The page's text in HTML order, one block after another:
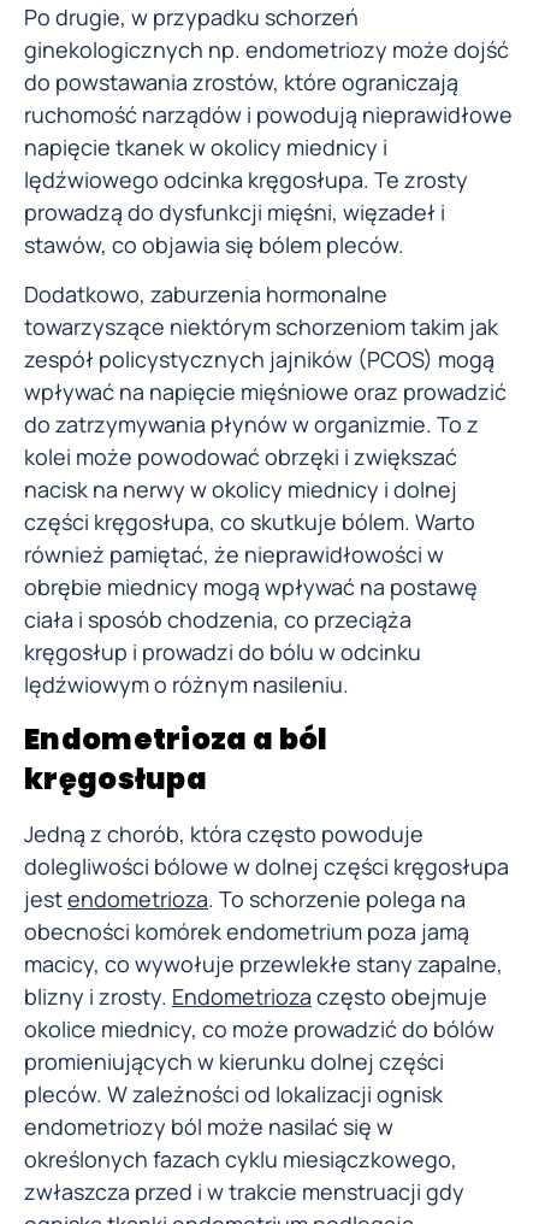
Po drugie, w przypadku schorzeń
ginekologicznych np. endometriozy może dojść
do powstawania zrostów, które ograniczają
ruchomość narządów i powodują nieprawidłowe
napięcie tkanek w okolicy miednicy i
lędźwiowego odcinka kręgosłupa. Te zrosty
prowadzą do dysfunkcji mięśni, więzadeł i
stawów, co objawia się bólem pleców.
Dodatkowo, zaburzenia hormonalne
towarzyszące niektórym schorzeniom takim jak
zespół policystycznych jajników (PCOS) mogą
wpływać na napięcie mięśniowe oraz prowadzić
do zatrzymywania płynów w organizmie. To z
kolei może powodować obrzęki i zwiększać
nacisk na nerwy w okolicy miednicy i dolnej
części kręgosłupa, co skutkuje bólem. Warto
również pamiętać, że nieprawidłowości w
obrębie miednicy mogą wpływać na postawę
ciała i sposób chodzenia, co przeciąża
kręgosłup i prowadzi do bólu w odcinku
lędźwiowym o różnym nasileniu.
Endometrioza a ból
kręgosłupa
Jedną z chorób, która często powoduje
dolegliwości bólowe w dolnej części kręgosłupa
jestendometrioza. To schorzenie polega na
obecności komórek endometrium poza jamą
macicy, co wywołuje przewlekłe stany zapalne,
blizny i zrosty. Endometrioza często obejmuje
okolice miednicy, co może prowadzić do bólów
promieniujących w kierunku dolnej części
pleców. W zależności od lokalizacji ognisk
endometriozy ból może nasilać się w
określonych fazach cyklu miesiączkowego,
zwłaszcza przed i w trakcie menstruacji gdy